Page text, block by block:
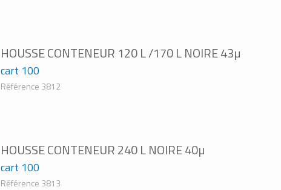
HOUSSE CONTENEUR 120 L /170 L NOIRE 43µ
cart 100
Référence 3812
HOUSSE CONTENEUR 240 L NOIRE 40µ
cart 100
Référence 3813